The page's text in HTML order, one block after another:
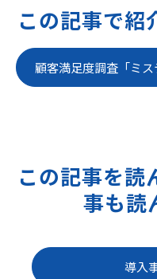
この記事で紹
顧客満足度調査「ミス
この記事を読
事も読
導入